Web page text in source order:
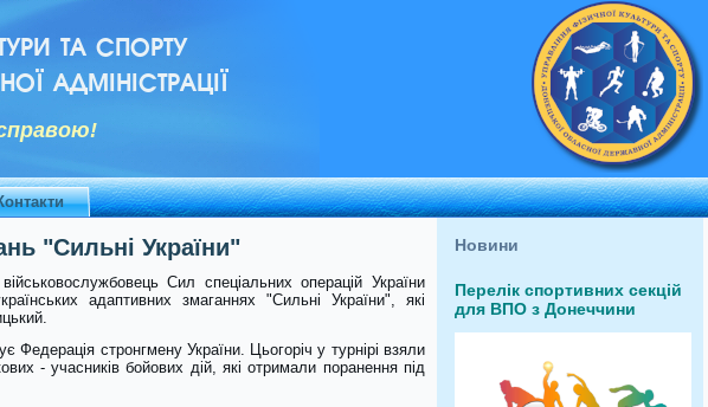
ТА СПОРТУ
АДМІНІСТРАЦІЇ
"Сильні України"
Сил спеціальних операцій України
адаптивних змаганнях "Сильні України", які
Федерація стронгмену України. Цьогоріч у турнірі взяли
- учасників бойових дій, які отримали поранення під
Новини
Перелік спортивних секцій
для ВПО з Донеччини